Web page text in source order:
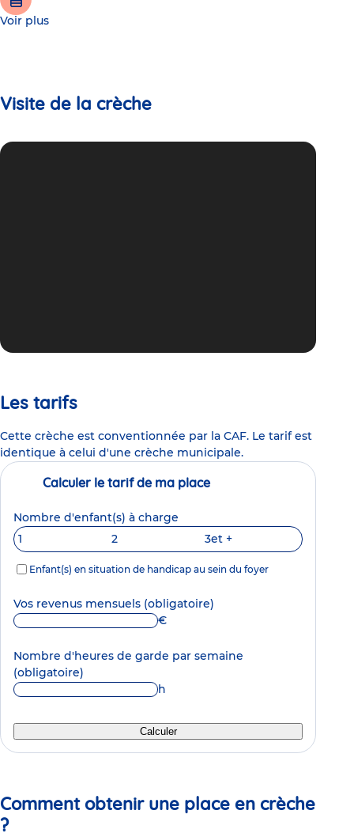
Voir plus
Visite de la crèche
Les tarifs
Cette crèche est conventionnée par la CAF. Le tarif est
identique à celui d'une crèche municipale.
Calculer le tarif de ma place
Nombre d'enfant(s) à charge
1
2 3et +
Enfant(s) en situation de handicap au sein du foyer
Vos revenus mensuels (obligatoire)
€
Nombre d'heures de garde par semaine
(obligatoire)
h
Calculer
Comment obtenir une place en crèche
?